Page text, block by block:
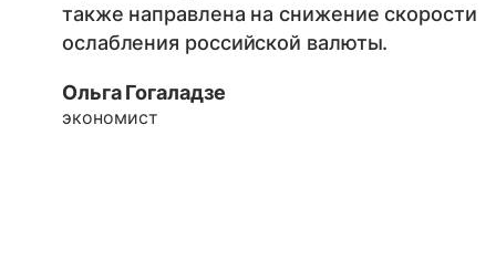
также направлена на снижение скорости
ослабления российской валюты.
Ольга Гогаладзе
экономист